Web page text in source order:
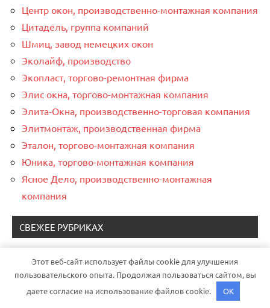
Центр окон, производственно-монтажная компания
Цитадель, группа компаний
Шмиц, завод немецких окон
Эколайф, производство
Экопласт, торгово-ремонтная фирма
Элис окна, торгово-монтажная компания
Элита-Окна, производственно-торговая компания
Элитмонтаж, производственная фирма
Эталон, торгово-монтажная компания
Юника, торгово-монтажная компания
Ясное Дело, производственно-монтажная
компания
СВЕЖЕЕ РУБРИКАХ
Бытовые лайфхаки
Дизайн
Методология строительства
Этот веб-сайт использует файлы cookie для улучшения
пользовательского опыта. Продолжая пользоваться сайтом, вы
даете согласие на использование файлов cookie.
OK